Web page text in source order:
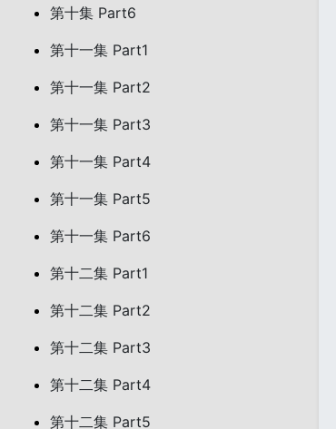
第十集 Part6
第十一集 Part1
第十一集 Part2
第十一集 Part3
第十一集 Part4
第十一集 Part5
第十一集 Part6
第十二集 Part1
第十二集 Part2
第十二集 Part3
第十二集 Part4
第十二集 Part5